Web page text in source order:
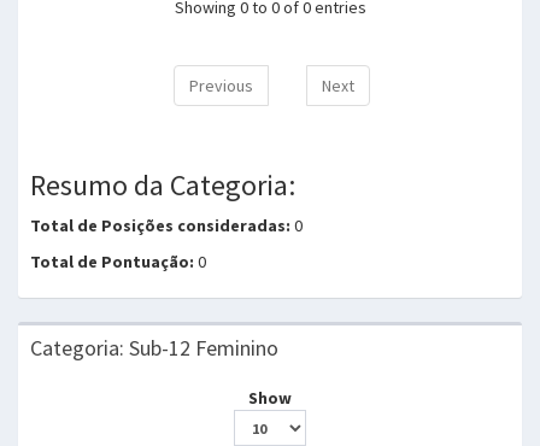
Showing 0 to 0 of 0 entries
Previous Next
Resumo da Categoria:
Total de Posições consideradas: 0
Total de Pontuação: 0
Categoria: Sub-12 Feminino
Show